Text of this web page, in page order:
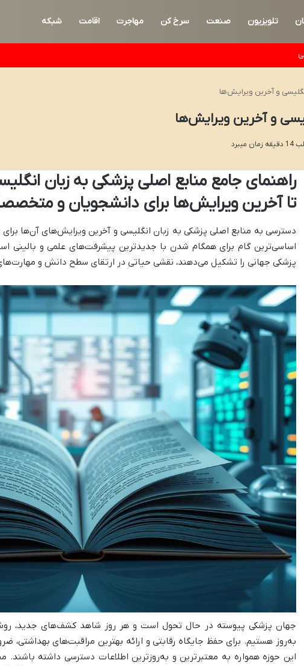
تلویزیون صنعت سرخ کن مهاجرت اقامت شبکه
و آخرین ویرایش‌ها
و آخرین ویرایش‌ها
راهنمای جامع منابع اصلی پزشکی به زبان
تا آخرین ویرایش‌ها برای دانشجویان و
دسترسی به منابع اصلی پزشکی به زبان انگلیسی و آخرین ویرایش‌های آن‌ها
اساسی‌ترین گام برای همگام شدن با جدیدترین پیشرفت‌های علمی و بالینی
پزشکی جهانی را تشکیل می‌دهند، نقشی حیاتی در ارتقای سطح دانش و
جهان پزشکی پیوسته در حال تحول است و هر روز شاهد کشف‌های جدید،
به‌روز هستیم. برای حفظ جایگاه رقابتی و ارائه بهترین مراقبت‌های بهداشتی،
این حوزه همواره به معتبرترین و به‌روزترین اطلاعات دسترسی داشته باشند.